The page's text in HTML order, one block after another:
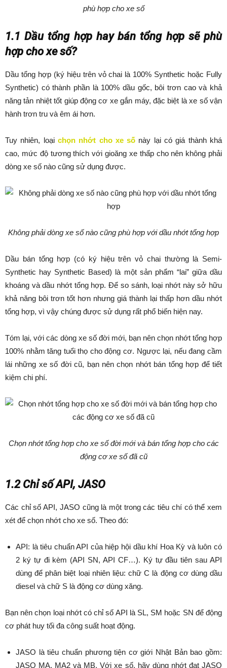
phù hợp cho xe số
1.1 Dầu tổng hợp hay bán tổng hợp sẽ phù
hợp cho xe số?
Dầu tổng hợp (ký hiệu trên vỏ chai là 100% Synthetic hoặc Fully
Synthetic) có thành phần là 100% dầu gốc, bôi trơn cao và khả
năng tản nhiệt tốt giúp động cơ xe gắn máy, đặc biệt là xe số vận
hành trơn tru và êm ái hơn.
Tuy nhiên, loại chọn nhớt cho xe số này lại có giá thành khá
cao, mức độ tương thích với gioăng xe thấp cho nên không phải
dòng xe số nào cũng sử dụng được.
Không phải dòng xe số nào cũng phù hợp với dầu nhớt tổng hợp
Dầu bán tổng hợp (có ký hiệu trên vỏ chai thường là Semi-
Synthetic hay Synthetic Based) là một sản phẩm “lai” giữa dầu
khoáng và dầu nhớt tổng hợp. Để so sánh, loại nhớt này sở hữu
khả năng bôi trơn tốt hơn nhưng giá thành lại thấp hơn dầu nhớt
tổng hợp, vì vậy chúng được sử dụng rất phổ biến hiện nay.
Tóm lại, với các dòng xe số đời mới, bạn nên chọn nhớt tổng hợp
100% nhằm tăng tuổi thọ cho động cơ. Ngược lại, nếu đang cầm
lái những xe số đời cũ, bạn nên chọn nhớt bán tổng hợp để tiết
kiệm chi phí.
Chọn nhớt tổng hợp cho xe số đời mới và bán tổng hợp cho các
động cơ xe số đã cũ
1.2 Chỉ số API, JASO
Các chỉ số API, JASO cũng là một trong các tiêu chí có thể xem
xét để chọn nhớt cho xe số. Theo đó:
API: là tiêu chuẩn API của hiệp hội dầu khí Hoa Kỳ và luôn có
2 ký tự đi kèm (API SN, API CF…). Ký tự đầu tiên sau API
dùng để phân biệt loại nhiên liệu: chữ C là động cơ dùng dầu
diesel và chữ S là động cơ dùng xăng.
Bạn nên chọn loại nhớt có chỉ số API là SL, SM hoặc SN để động
cơ phát huy tối đa công suất hoạt động.
JASO là tiêu chuẩn phương tiện cơ giới Nhật Bản bao gồm:
JASO MA, MA2 và MB. Với xe số, hãy dùng nhớt đạt JASO